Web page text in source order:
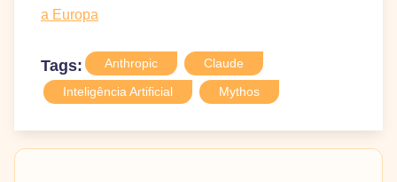
a Europa
Tags: Anthropic
Claude
Inteligência Artificial
Mythos